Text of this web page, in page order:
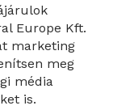
Europe Kft.
marketing
meg
média
is.